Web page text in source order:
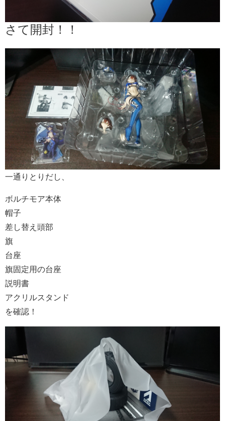
さて開封！！
一通りとりだし、
ボルチモア本体
帽子
差し替え頭部
旗
台座
旗固定用の台座
説明書
アクリルスタンド
を確認！